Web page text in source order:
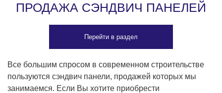
ПРОДАЖА СЭНДВИЧ ПАНЕЛЕЙ
Перейти в раздел
Все большим спросом в современном строительстве
пользуются сэндвич панели, продажей которых мы
занимаемся. Если Вы хотите приобрести